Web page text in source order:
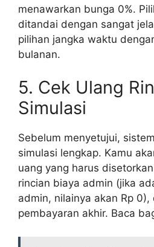
menawarkan bunga 0%.
ditandai dengan sangat
pilihan jangka waktu
bulanan.
5. Cek Ulang
Simulasi
Sebelum menyetujui,
simulasi lengkap. Kamu
uang yang harus
rincian biaya admin (jika
admin, nilainya akan Rp 0),
pembayaran akhir. Baca